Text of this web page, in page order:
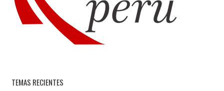
TEMAS RECIENTES